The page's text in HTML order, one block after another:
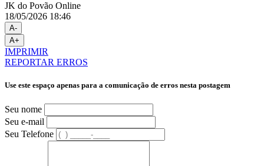
JK do Povão Online
18/05/2026 18:46
A-
A+
IMPRIMIR
REPORTAR ERROS
Use este espaço apenas para a comunicação de erros nesta postagem
Seu nome
Seu e-mail
Seu Telefone